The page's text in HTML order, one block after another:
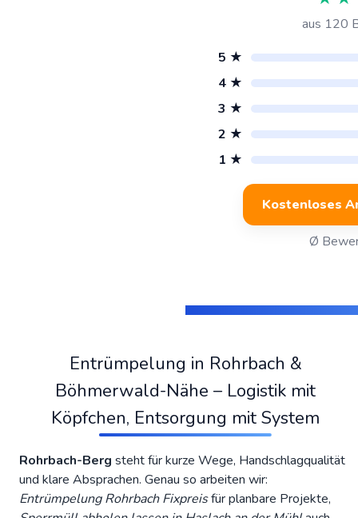
aus 120
5 ★
4 ★
3 ★
2 ★
1 ★
Kostenloses
Ø
Entrümpelung in Rohrbach &
Böhmerwald-Nähe – Logistik mit
Köpfchen, Entsorgung mit System
Rohrbach-Berg steht für kurze Wege, Handschlagqualität
und klare Absprachen. Genau so arbeiten wir:
Entrümpelung Rohrbach Fixpreisfür planbare Projekte,